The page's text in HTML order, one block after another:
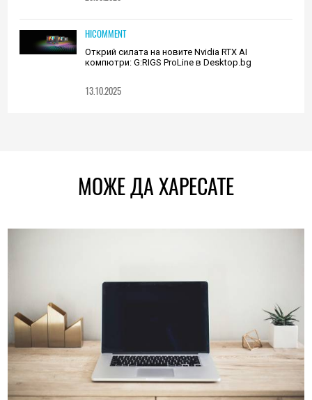
HICOMMENT
Открий силата на новите Nvidia RTX AI
компютри: G:RIGS ProLine в Desktop.bg
13.10.2025
МОЖЕ ДА ХАРЕСАТЕ